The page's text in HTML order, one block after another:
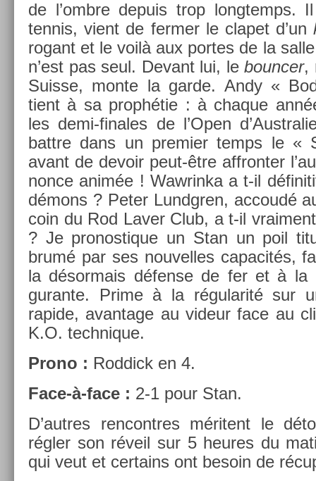
de l’ombre de­puis trop longtemps.
ten­nis, vient de ferm­er le clapet d’un
rogant et le voilà aux por­tes de la
n’est pas seul. De­vant lui, lebounc­er,
Suis­se, monte la garde. Andy «
tient à sa prophétie : à chaque
les demi-finales de l’Open
battre dans un pre­mi­er temps le «
avant de de­voir peut-être affront­er
nonce animée ! Waw­rinka a t-il
démons ? Peter Lundgr­en, ac­coudé
coin du Rod Laver Club, a t-il
? Je pro­nos­tique un Stan un poil
brumé par ses nouvel­les capacités,
la désor­mais défense de fer et à
guran­te. Prime à la régularité sur
rapide, avan­tage au videur face au
K.O. tech­nique.
Prono : Rod­dick en 4.
Face-à-face : 2-1 pour Stan.
D’aut­res re­ncontres méritent le
régler son réveil sur 5 heures du
qui veut et cer­tains ont be­soin de